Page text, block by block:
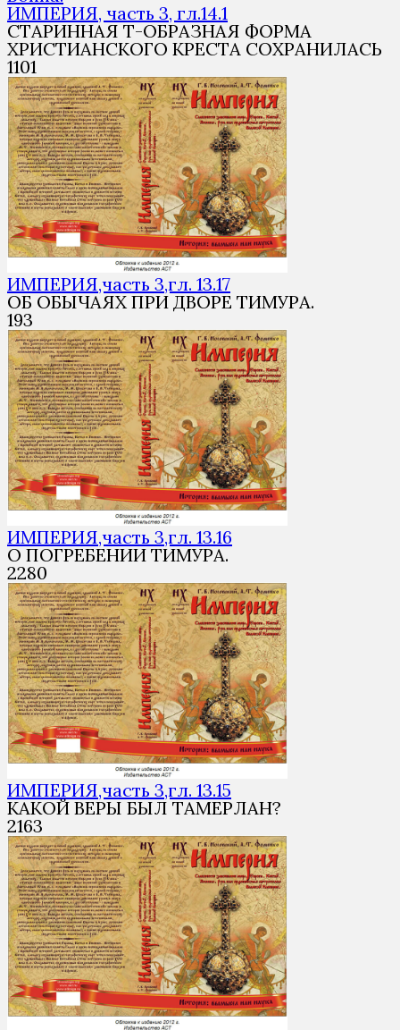
ИМПЕРИЯ, часть 3, гл.14.1
СТАРИННАЯ Т-ОБРАЗНАЯ ФОРМА
ХРИСТИАНСКОГО КРЕСТА СОХРАНИЛАСЬ
1101
ИМПЕРИЯ,часть 3,гл. 13.17
ОБ ОБЫЧАЯХ ПРИ ДВОРЕ ТИМУРА.
193
ИМПЕРИЯ,часть 3,гл. 13.16
О ПОГРЕБЕНИИ ТИМУРА.
2280
ИМПЕРИЯ,часть 3,гл. 13.15
КАКОЙ ВЕРЫ БЫЛ ТАМЕРЛАН?
2163